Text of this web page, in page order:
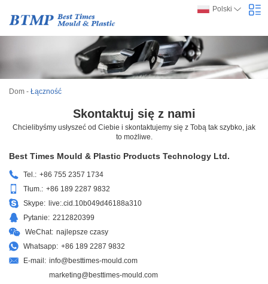
Polski
Dom - Łączność
Skontaktuj się z nami
Chcielibyśmy usłyszeć od Ciebie i skontaktujemy się z Tobą tak szybko, jak
to możliwe.
Best Times Mould & Plastic Products Technology Ltd.
Tel.: +86 755 2357 1734
Tłum.: +86 189 2287 9832
Skype: live:.cid.10b049d46188a310
Pytanie: 2212820399
WeChat: najlepsze czasy
Whatsapp: +86 189 2287 9832
E-mail: info@besttimes-mould.com
marketing@besttimes-mould.com